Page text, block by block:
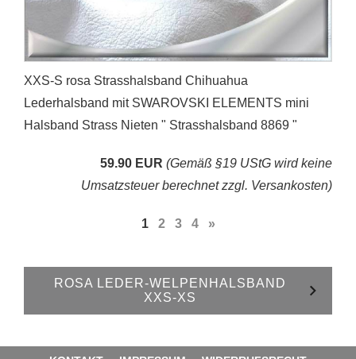
XXS-S rosa Strasshalsband Chihuahua
Lederhalsband mit SWAROVSKI ELEMENTS mini
Halsband Strass Nieten " Strasshalsband 8869 "
59.90 EUR (Gemäß §19 UStG wird keine
Umsatzsteuer berechnet zzgl. Versankosten)
1 2 3 4 »
ROSA LEDER-WELPENHALSBAND
XXS-XS